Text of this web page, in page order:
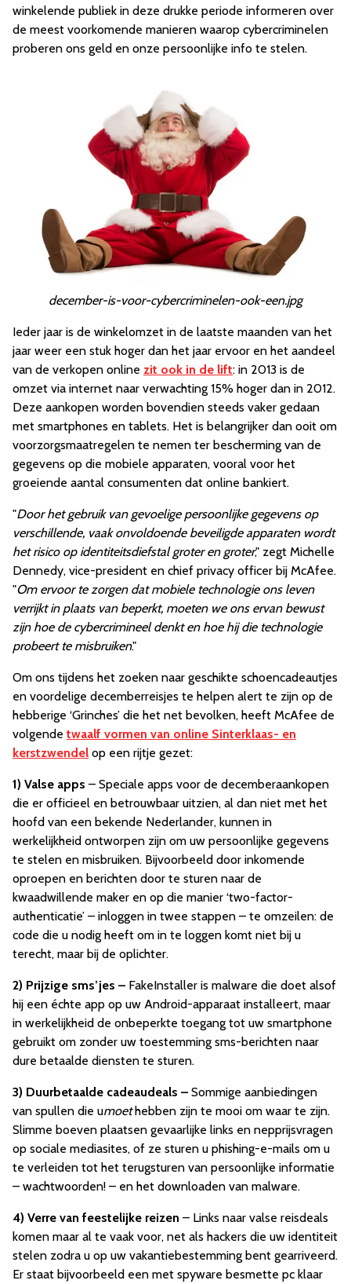
winkelende publiek in deze drukke periode informeren over
de meest voorkomende manieren waarop cybercriminelen
proberen ons geld en onze persoonlijke info te stelen.
december-is-voor-cybercriminelen-ook-een.jpg
Ieder jaar is de winkelomzet in de laatste maanden van het
jaar weer een stuk hoger dan het jaar ervoor en het aandeel
van de verkopen online zit ook in de lift: in 2013 is de
omzet via internet naar verwachting 15% hoger dan in 2012.
Deze aankopen worden bovendien steeds vaker gedaan
met smartphones en tablets. Het is belangrijker dan ooit om
voorzorgsmaatregelen te nemen ter bescherming van de
gegevens op die mobiele apparaten, vooral voor het
groeiende aantal consumenten dat online bankiert.
"Door het gebruik van gevoelige persoonlijke gegevens op
verschillende, vaak onvoldoende beveiligde apparaten wordt
het risico op identiteitsdiefstal groter en groter," zegt Michelle
Dennedy, vice-president en chief privacy officer bij McAfee.
"Om ervoor te zorgen dat mobiele technologie ons leven
verrijkt in plaats van beperkt, moeten we ons ervan bewust
zijn hoe de cybercrimineel denkt en hoe hij die technologie
probeert te misbruiken."
Om ons tijdens het zoeken naar geschikte schoencadeautjes
en voordelige decemberreisjes te helpen alert te zijn op de
hebberige ‘Grinches’ die het net bevolken, heeft McAfee de
volgende twaalf vormen van online Sinterklaas- en
kerstzwendel op een rijtje gezet:
1) Valse apps – Speciale apps voor de decemberaankopen
die er officieel en betrouwbaar uitzien, al dan niet met het
hoofd van een bekende Nederlander, kunnen in
werkelijkheid ontworpen zijn om uw persoonlijke gegevens
te stelen en misbruiken. Bijvoorbeeld door inkomende
oproepen en berichten door te sturen naar de
kwaadwillende maker en op die manier ‘two-factor-
authenticatie’ – inloggen in twee stappen – te omzeilen: de
code die u nodig heeft om in te loggen komt niet bij u
terecht, maar bij de oplichter.
2) Prijzige sms’jes – FakeInstaller is malware die doet alsof
hij een échte app op uw Android-apparaat installeert, maar
in werkelijkheid de onbeperkte toegang tot uw smartphone
gebruikt om zonder uw toestemming sms-berichten naar
dure betaalde diensten te sturen.
3) Duurbetaalde cadeaudeals – Sommige aanbiedingen
van spullen die umoethebben zijn te mooi om waar te zijn.
Slimme boeven plaatsen gevaarlijke links en nepprijsvragen
op sociale mediasites, of ze sturen u phishing-e-mails om u
te verleiden tot het terugsturen van persoonlijke informatie
– wachtwoorden! – en het downloaden van malware.
4) Verre van feestelijke reizen – Links naar valse reisdeals
komen maar al te vaak voor, net als hackers die uw identiteit
stelen zodra u op uw vakantiebestemming bent gearriveerd.
Er staat bijvoorbeeld een met spyware besmette pc klaar